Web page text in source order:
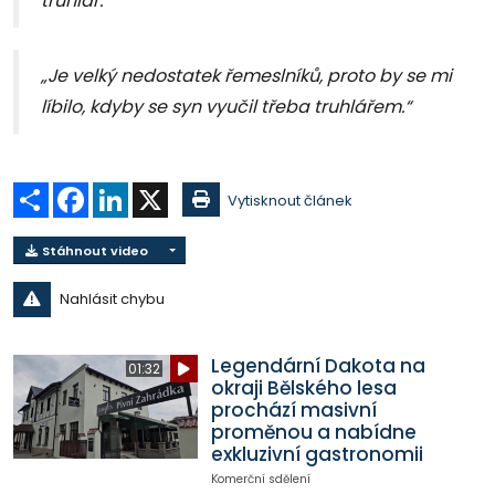
„Je velký nedostatek řemeslníků, proto by se mi
líbilo, kdyby se syn vyučil třeba truhlářem.“
Sdílet Facebook
LinkedIn Vytisknout článek
Stáhnout video
Nahlásit chybu
01:32
Legendární Dakota na
okraji Bělského lesa
prochází masivní
proměnou a nabídne
exkluzivní gastronomii
Komerční sdělení